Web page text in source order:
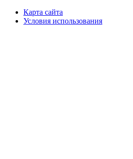
Карта сайта
Условия использования